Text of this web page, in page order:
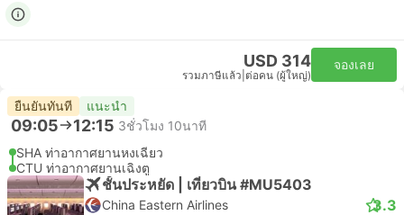
USD 314
รวมภาษีแล้ว ต่อคน (ผู้ใหญ่)
จองเลย
ยืนยันทันที แนะนำ
09:05 12:15 3ชั่วโมง 10นาที
SHA ท่าอากาศยานหงเฉียว
CTU ท่าอากาศยานเฉิงตู
ชั้นประหยัด | เที่ยวบิน #MU5403
China Eastern Airlines 3.3